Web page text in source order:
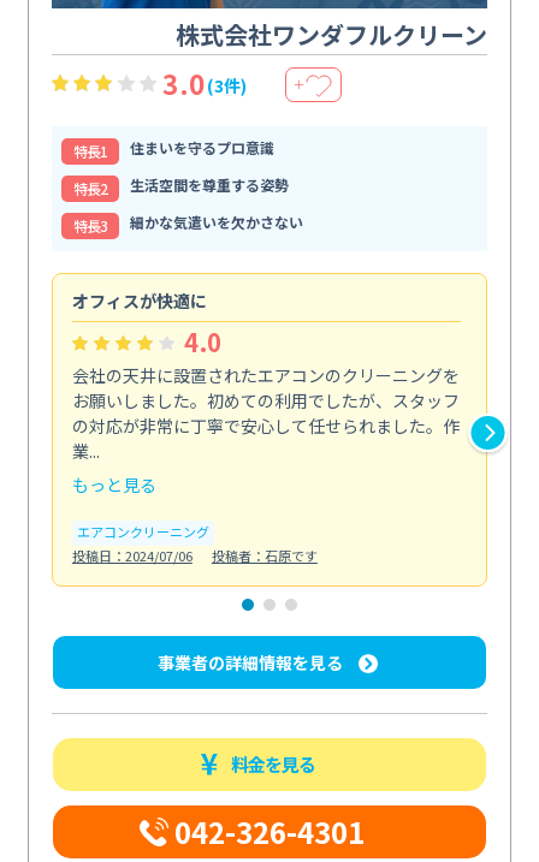
株式会社ワンダフルクリーン
3.0(3件) ＋
特⻑1
住まいを守るプロ意識
特⻑2
生活空間を尊重する姿勢
特⻑3
細かな気遣いを欠かさない
オフィスが快適に
4.0
会社の天井に設置されたエアコンのクリーニングを
お願いしました。初めての利用でしたが、スタッフ
の対応が非常に丁寧で安心して任せられました。作
業...
もっと見る
エアコンクリーニング
投稿日：2024/07/06
投稿者：石原です
事業者の詳細情報を見る
料金を見る
042-326-4301